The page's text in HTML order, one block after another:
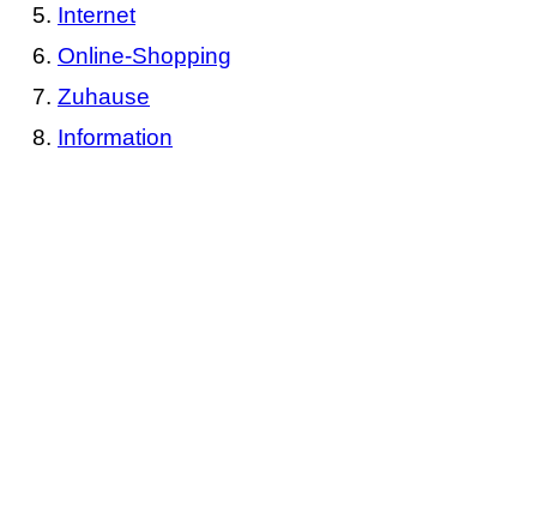
Internet
Online-Shopping
Zuhause
Information